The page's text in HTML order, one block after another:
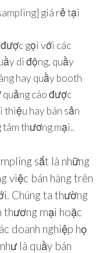
giá rẻ tại
gọi với các
di động, quầy
hay quầy booth
cáo được
thiệu hay bán sản
thương mại..
sắt là những
việc bán hàng trên
Chúng ta thường
thương mại hoặc
doanh nghiệp họ
là quầy bán